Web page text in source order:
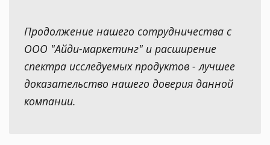
Продолжение нашего сотрудничества с
ООО "Айди-маркетинг" и расширение
спектра исследуемых продуктов - лучшее
доказательство нашего доверия данной
компании.